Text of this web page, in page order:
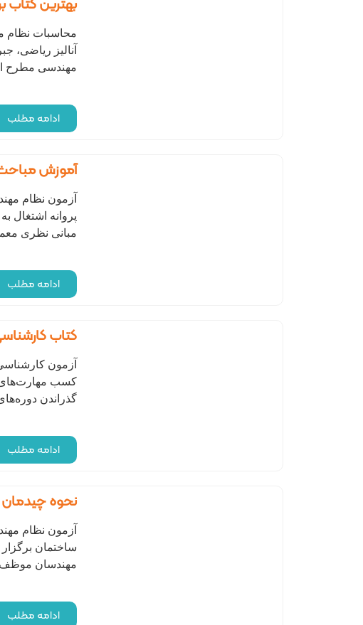
محاسبات نظام
آنالیز
مهندسی مطرح
ادامه مطلب
آموزش
آزمون نظام
پروانه اشتغال
مبانی نظری
ادامه مطلب
کتاب
آزمون
کسب مهارت‌های
گذراندن
ادامه مطلب
نحوه
آزمون نظام
ساختمان
مهندسان موظف
ادامه مطلب